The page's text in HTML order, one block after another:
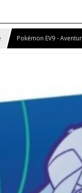
Pokémon EV9 -